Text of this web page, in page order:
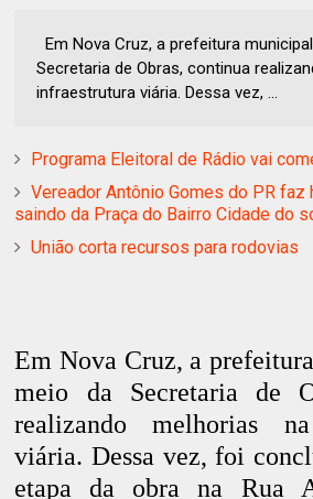
Em Nova Cruz, a prefeitura
Secretaria de Obras, continua
infraestrutura viária. Dessa vez, ...
Programa Eleitoral de Rádio vai
Vereador Antônio Gomes do PR faz
saindo da Praça do Bairro Cidade do
União corta recursos para rodovias
Em Nova Cruz, a
meio da Secretaria de
realizando melhorias
viária. Dessa vez, foi
etapa da obra na Rua